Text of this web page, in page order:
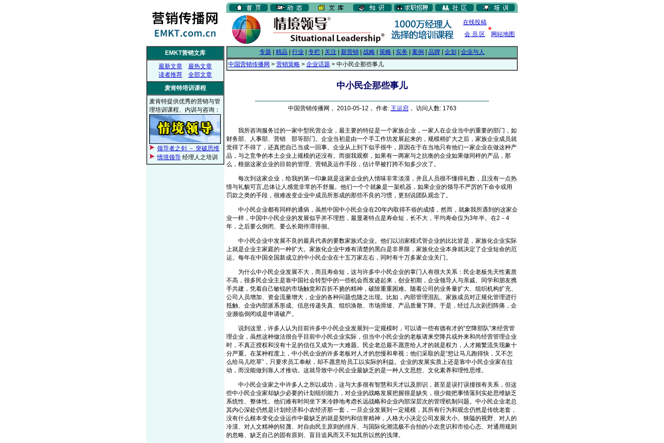
在线投稿
会 员 区
网站地图
EMKT营销文库
最新文章
最热文章
读者推荐
全部文章
麦肯特培训课程
麦肯特提供优秀的营销与管
理培训课程、内训与咨询：
领导者之剑 － 突破思维
情境领导 经理人之培训
专题 精品 行业 专栏 关注 新营销 战略 策略 实务 案例 品牌 企划
企业与人
中国营销传播网 > 营销策略 > 企业话题 > 中小民企那些事儿
中小民企那些事儿
中国营销传播网， 2010-05-12， 作者: 王运启 ， 访问人数: 1763
我所咨询服务过的一家中型民营企业，最主要的特征是一个家族企业，一家人在企业当中的重要的部门，如
财务部、人事部、营销
部等部门。企业当初是由一个手工作坊发展起来的，规模稍扩大之后，家族企业成员就
觉得了不得了，还真把自己当成一回事。企业从上到下似乎很牛，原因在于在当地只有他们一家企业在做这种产
品，与之竞争的本土企业上规模的还没有。而据我观察，如果有一两家与之抗衡的企业如果做同样的产品，那
么，根据这家企业的目前的管理、营销及运作手段，估计早被打跨不知多少次了。
每次到这家企业，给我的第一印象就是这家企业的人情味非常淡漠，并且人员很不懂得礼数，且没有一点热
情与礼貌可言,总体让人感觉非常的不舒服。他们一个个就象是一架机器，如果企业的领导不严厉的下命令或用
罚款之类的手段，很难改变企业中成员所形成的那些不良的习惯，更别说团队观念了。
中小民企业都有同样的通病，虽然中国中小民企业在20年内取得不俗的成绩，然而，就象我所遇到的这家企
业一样，中国中小民企业的发展似乎并不理想，最显著特点是寿命短，长不大，平均寿命仅为3年半。在2－4
年，之后要么倒闭、要么长期停滞徘徊。
中小民企业中发展不良的最具代表的要数家族式企业。他们以治家模式管企业的比比皆是，家族化企业实际
上就是企业主家庭的一种扩大。家族化企业中难有清楚的黑白是非界限，家族化企业本身就决定了企业短命的厄
运。每年在中国全国新成立的中小民企业在十五万家左右，同时有十万多家企业关门。
为什么中小民企业发展不大，而且寿命短，这与许多中小民企业的掌门人有很大关系：民企老板先天性素质
不高，很多民企业主是靠中国社会转型中的一些机会而发迹起来，创业初期，企业领导人与亲戚、同学和朋友携
手共建，凭着自己敏锐的市场触觉和百折不挠的精神，破除重重困难。随着公司的业务量扩大、组织机构扩充、
公司人员增加、资金流量增大，企业的各种问题也随之出现。比如，内部管理混乱、家族成员对正规化管理进行
抵触、企业内部派系形成、信息传递失真、组织涣散、市场滑坡、产品质量下降。于是，经过几次剧烈阵痛，企
业濒临倒闭或是申请破产。
说到这里，许多人认为目前许多中小民企业发展到一定规模时，可以请一些有德有才的“空降部队”来经营管
理企业，虽然这种做法很合乎目前中小民企业实际，但当中小民企业的老板请来空降兵或外来和尚经营管理企业
时，不真正授权和没有十足的信任又成为一大难题。民企老总最不愿意给人才的就是权力，人才频繁流失现象十
分严重。在某种程度上，中小民企业的许多老板对人才的怠慢和卑视；他们采取的是“想让马儿跑得快，又不怎
么给马儿吃草”，只要求员工奉献，却不愿意给员工以实际的利益。企业的发展实质上还是靠中小民企业家在拉
动，而没能做到靠人才推动。这就导致中小民企业最缺乏的是一种人文思想、文化素养和理性思维。
中小民企业家之中许多人之所以成功，这与大多很有智慧和天才以及胆识，甚至是误打误撞很有关系，但这
些中小民企业家却缺少必要的计划组织能力，对企业的战略发展把握很是缺失，很少能把事情落到实处思维缺乏
系统性、整体性。他们难有时间坐下来冷静地考虑长远战略和企业内部深层次的管理机制问题。中小民企业老总
其内心深处仍然是计划经济和小农经济那一套，一旦企业发展到一定规模，其所有行为和观念仍然是传统老套，
没有什么根本变化企业运作中最缺乏的就是契约和信誉精神，人格大小决定公司发展大小。狭隘的视野、对人的
冷漠、对人文精神的轻蔑、对自由民主原则的排斥、与国际化潮流极不合拍的小农意识和市侩心态、对通用规则
的忽略、缺乏自己的固有原则、盲目追风而又不知其所以然的浅簿。